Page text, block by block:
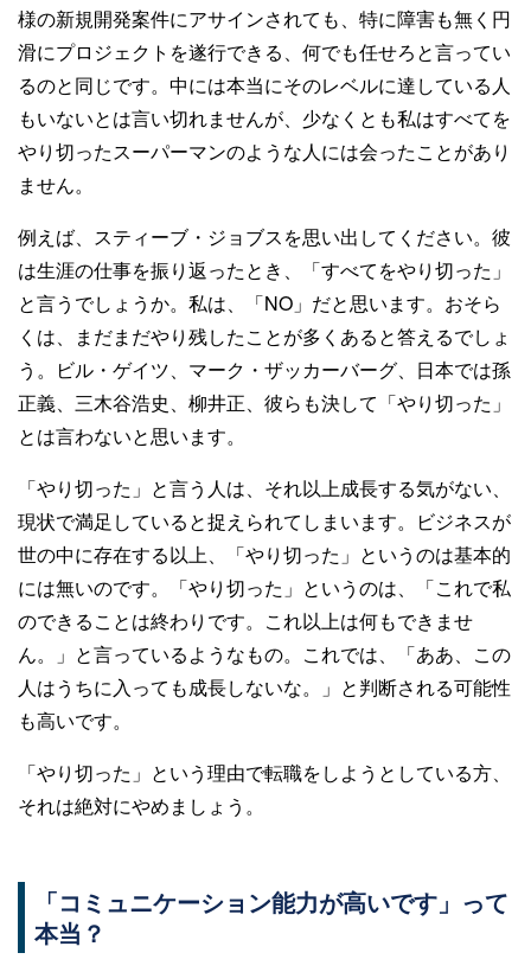
様の新規開発案件にアサインされても、特に障害も無く円
滑にプロジェクトを遂行できる、何でも任せろと言ってい
るのと同じです。中には本当にそのレベルに達している人
もいないとは言い切れませんが、少なくとも私はすべてを
やり切ったスーパーマンのような人には会ったことがあり
ません。
例えば、スティーブ・ジョブスを思い出してください。彼
は生涯の仕事を振り返ったとき、「すべてをやり切った」
と言うでしょうか。私は、「NO」だと思います。おそら
くは、まだまだやり残したことが多くあると答えるでしょ
う。ビル・ゲイツ、マーク・ザッカーバーグ、日本では孫
正義、三木谷浩史、柳井正、彼らも決して「やり切った」
とは言わないと思います。
「やり切った」と言う人は、それ以上成長する気がない、
現状で満足していると捉えられてしまいます。ビジネスが
世の中に存在する以上、「やり切った」というのは基本的
には無いのです。「やり切った」というのは、「これで私
のできることは終わりです。これ以上は何もできませ
ん。」と言っているようなもの。これでは、「ああ、この
人はうちに入っても成長しないな。」と判断される可能性
も高いです。
「やり切った」という理由で転職をしようとしている方、
それは絶対にやめましょう。
「コミュニケーション能力が高いです」って
本当？